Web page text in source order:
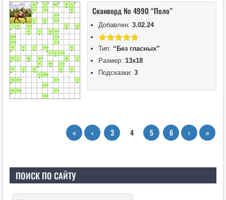
Сканворд № 4990 “Поло”
Добавлен:3.02.24
Тип: “Без гласных”
Размер:13х18
Подсказки:3
« ‹ 3 4 5 6 › »
ПОИСК ПО САЙТУ